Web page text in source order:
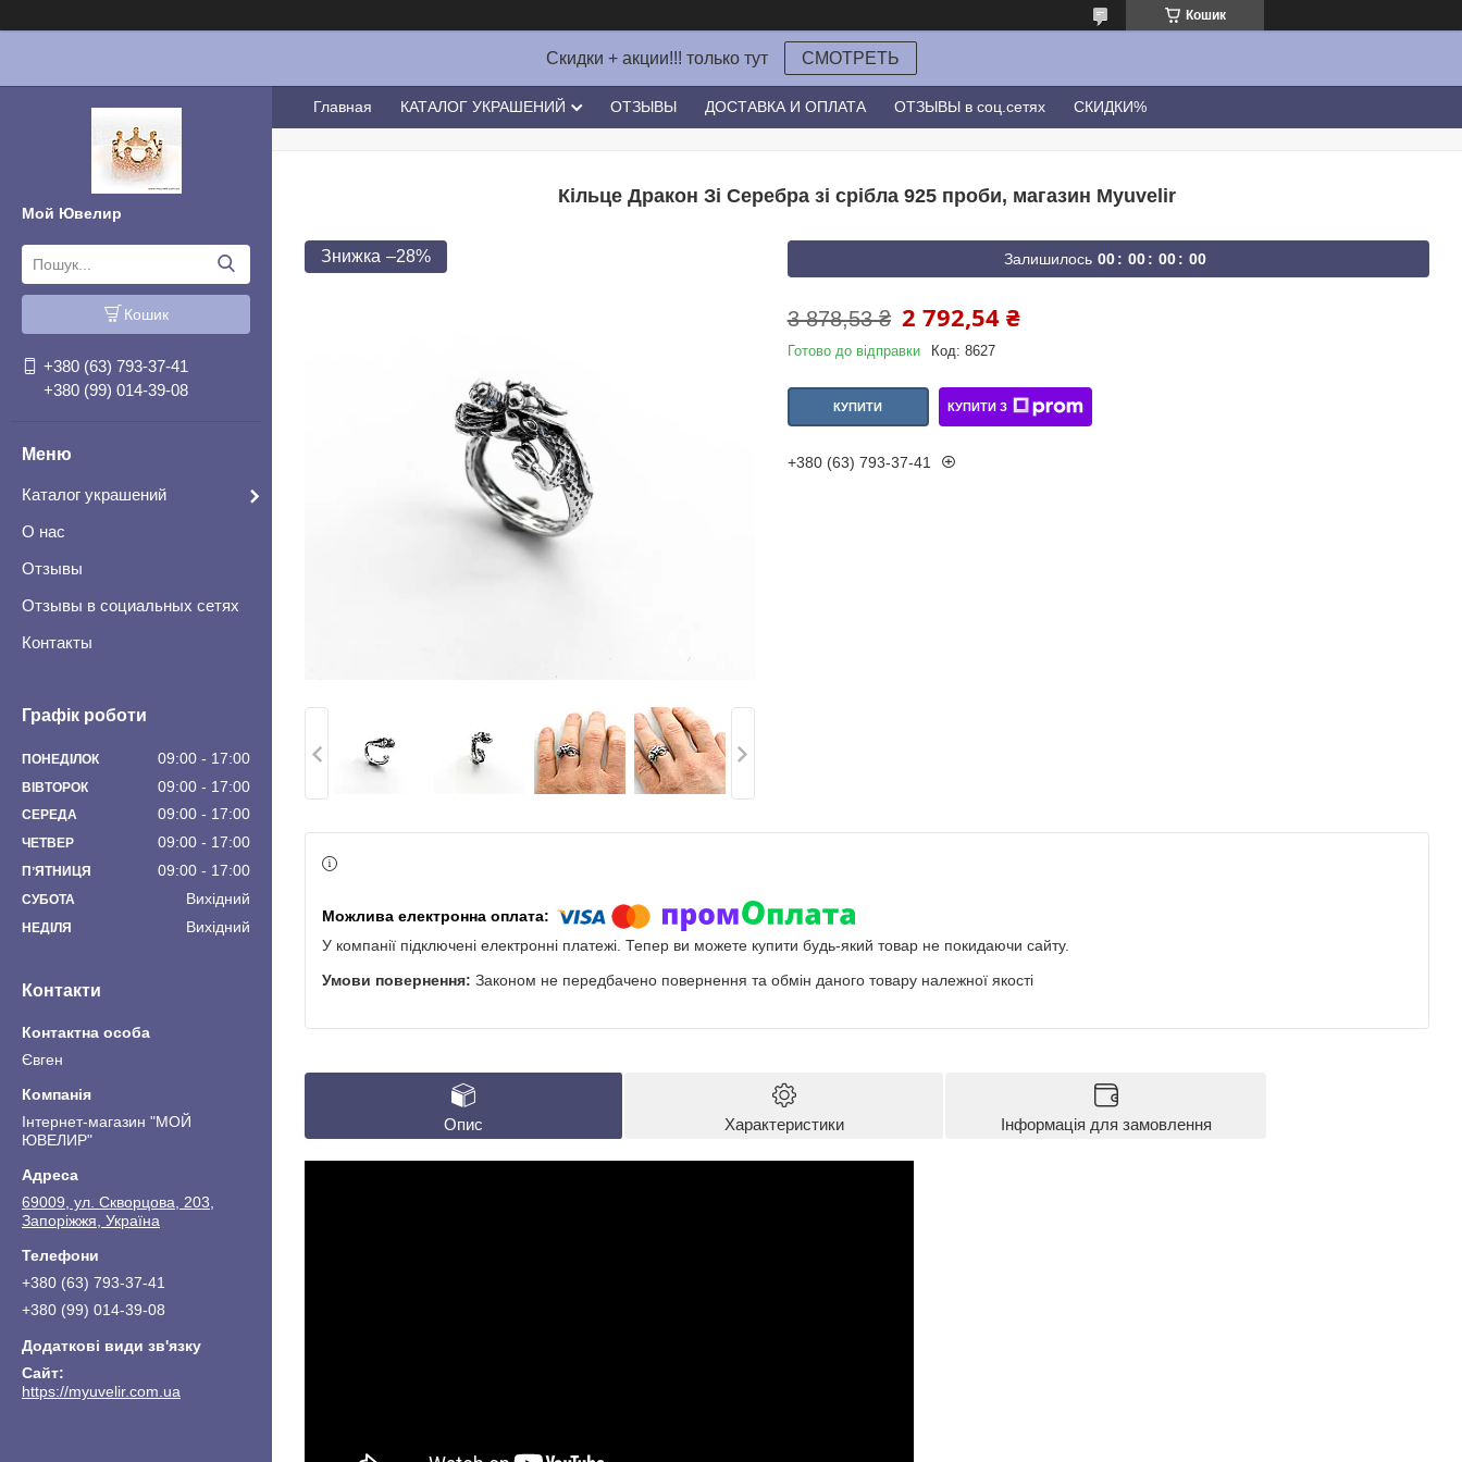
Кошик
Скидки + акции!!! только тут СМОТРЕТЬ
Мой Ювелир
Кошик
+380 (63) 793-37-41
+380 (99) 014-39-08
Каталог украшений
О нас
Отзывы
Отзывы в социальных сетях
Контакты
Графік роботи
ПОНЕДІЛОК 09:00 17:00
ВІВТОРОК 09:00 17:00
СЕРЕДА 09:00 17:00
ЧЕТВЕР 09:00 17:00
ПʼЯТНИЦЯ 09:00 17:00
СУБОТА Вихідний
НЕДІЛЯ Вихідний
Контакти
Євген
Інтернет-магазин "МОЙ
ЮВЕЛИР"
69009, ул. Скворцова, 203,
Запоріжжя, Україна
+380 (63) 793-37-41
+380 (99) 014-39-08
https://myuvelir.com.ua
Главная КАТАЛОГ УКРАШЕНИЙ ОТЗЫВЫ ДОСТАВКА И ОПЛАТА ОТЗЫВЫ в соц.сетях СКИДКИ%
Кільце Дракон Зі Серебра зі срібла 925 проби, магазин Myuvelir
–28% Залишилось 00 00 00 00
3 878,53 ₴ 2 792,54 ₴
Готово до відправки Код: 8627
КУПИТИ КУПИТИ З
+380 (63) 793-37-41
У компанії підключені електронні платежі. Тепер ви можете купити будь-який товар не покидаючи сайту.
Законом не передбачено повернення та обмін даного товару належної якості
Опис Характеристики Інформація для замовлення